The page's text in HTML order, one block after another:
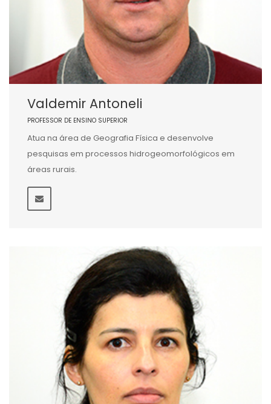
Valdemir Antoneli
PROFESSOR DE ENSINO SUPERIOR
Atua na área de Geografia Física e desenvolve
pesquisas em processos hidrogeomorfológicos em
áreas rurais.